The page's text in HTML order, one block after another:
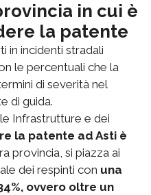
in cui è
la patente
in incidenti stradali
le percentuali che la
di severità nel
di guida.
Infrastrutture e dei
la patente ad Asti è
provincia, si piazza ai
dei respinti con una
ovvero oltre un